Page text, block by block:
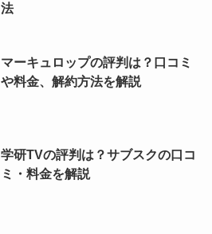
法
マーキュロップの評判は？口コミ
や料金、解約方法を解説
学研TVの評判は？サブスクの口コ
ミ・料金を解説